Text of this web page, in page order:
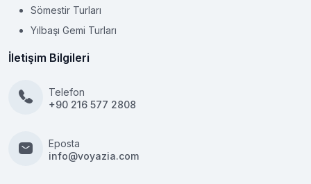
Sömestir Turları
Yılbaşı Gemi Turları
İletişim Bilgileri
Telefon
+90 216 577 2808
Eposta
info@voyazia.com